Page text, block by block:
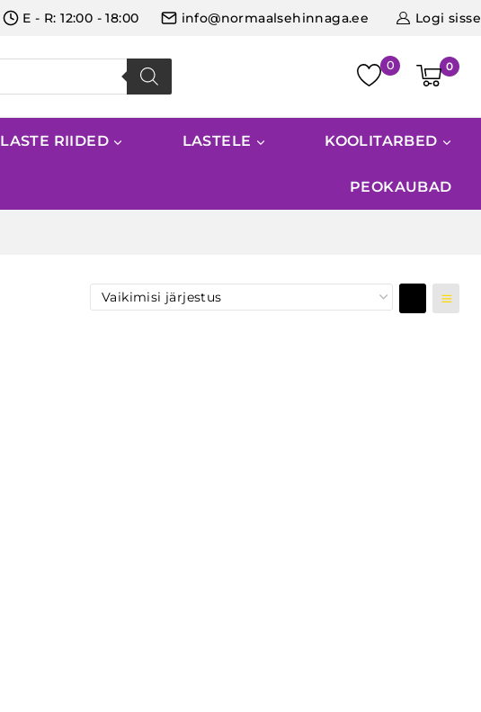
E - R: 12:00 - 18:00 info@normaalsehinnaga.ee Logi sisse
0
LASTE RIIDED LASTELE KOOLITARBED
PEOKAUBAD